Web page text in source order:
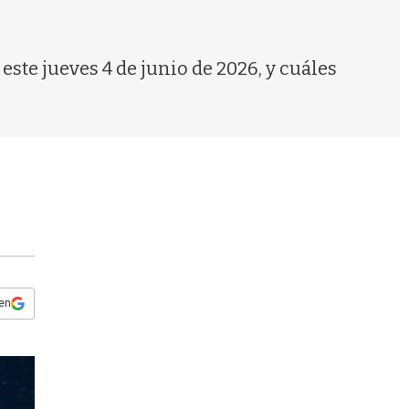
jueves 4 de junio de 2026, y cuáles